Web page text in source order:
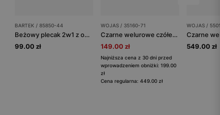
BARTEK / 85850-44
Beżowy plecak 2w1 z odczepianym pluszowym liskiem BARTEK 85850-44
99.00 zł
WOJAS / 35160-71
Czarne welurowe czółenka z lakierowanymi ozdobnymi paskami
149.00 zł
Najniższa cena z 30 dni przed
wprowadzeniem obniżki: 199.00
zł
Cena regularna: 449.00 zł
WOJAS /
549.00 zł